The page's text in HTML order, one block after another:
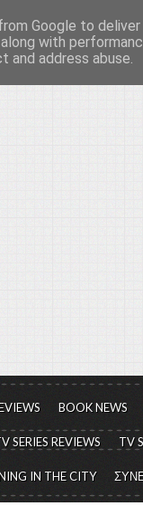
των
να μιλάμε για
BOOK NEWS
SERIES REVIEWS TV
IN THE CITY
Google to
with
address abuse.